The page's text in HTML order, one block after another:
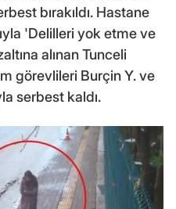
bırakıldı. Hastane
'Delilleri yok etme ve
alınan Tunceli
görevlileri Burçin Y. ve
serbest kaldı.